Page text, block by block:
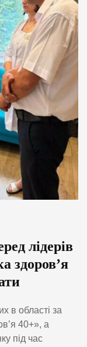
лідерів
здоров’я
в області за
40+», а
під час